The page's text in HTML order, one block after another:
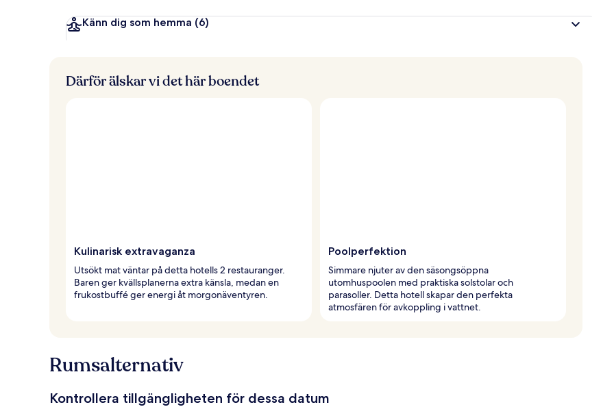
Känn dig som hemma (6)
Därför älskar vi det här boendet
Kulinarisk extravaganza
Utsökt mat väntar på detta hotells 2 restauranger.
Baren ger kvällsplanerna extra känsla, medan en
frukostbuffé ger energi åt morgonäventyren.
Poolperfektion
Simmare njuter av den säsongsöppna
utomhuspoolen med praktiska solstolar och
parasoller. Detta hotell skapar den perfekta
atmosfären för avkoppling i vattnet.
Rumsalternativ
Kontrollera tillgängligheten för dessa datum